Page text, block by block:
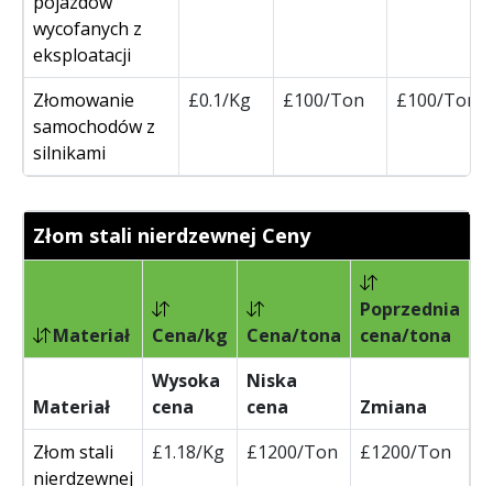
wycofanych z
eksploatacji
Złomowanie
samochodów z
silnikami
£0.1/Kg £100/Ton £100/Ton
Złom stali nierdzewnej Ceny
Materiał Cena/kg Cena/tona
Poprzednia
cena/tona
Materiał
Wysoka
cena
Niska
cena
Zmiana
Złom stali
nierdzewnej
£1.18/Kg £1200/Ton £1200/Ton